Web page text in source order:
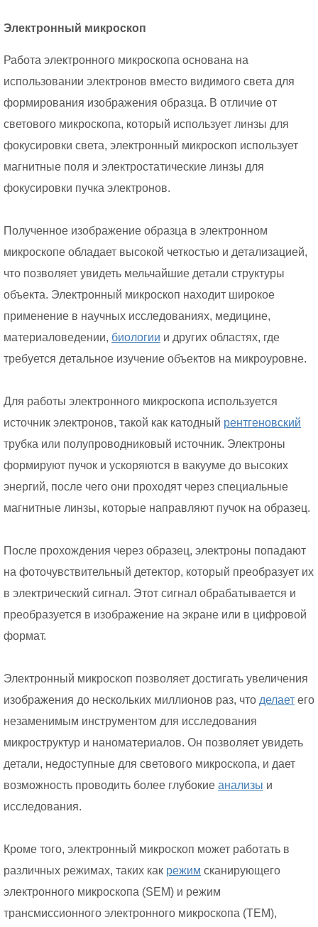
Электронный микроскоп
Работа электронного микроскопа основана на
использовании электронов вместо видимого света для
формирования изображения образца. В отличие от
светового микроскопа, который использует линзы для
фокусировки света, электронный микроскоп использует
магнитные поля и электростатические линзы для
фокусировки пучка электронов.
Полученное изображение образца в электронном
микроскопе обладает высокой четкостью и детализацией,
что позволяет увидеть мельчайшие детали структуры
объекта. Электронный микроскоп находит широкое
применение в научных исследованиях, медицине,
материаловедении, биологии и других областях, где
требуется детальное изучение объектов на микроуровне.
Для работы электронного микроскопа используется
источник электронов, такой как катодный рентгеновский
трубка или полупроводниковый источник. Электроны
формируют пучок и ускоряются в вакууме до высоких
энергий, после чего они проходят через специальные
магнитные линзы, которые направляют пучок на образец.
После прохождения через образец, электроны попадают
на фоточувствительный детектор, который преобразует их
в электрический сигнал. Этот сигнал обрабатывается и
преобразуется в изображение на экране или в цифровой
формат.
Электронный микроскоп позволяет достигать увеличения
изображения до нескольких миллионов раз, что делает его
незаменимым инструментом для исследования
микроструктур и наноматериалов. Он позволяет увидеть
детали, недоступные для светового микроскопа, и дает
возможность проводить более глубокие анализы и
исследования.
Кроме того, электронный микроскоп может работать в
различных режимах, таких как режим сканирующего
электронного микроскопа (SEM) и режим
трансмиссионного электронного микроскопа (TEM),